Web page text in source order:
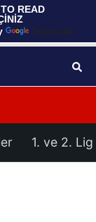
READ
Translate
1. ve 2. Lig